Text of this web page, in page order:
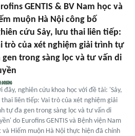
GENTIS & BV Nam học và
muộn Hà Nội công bố
cứu Sảy, lưu thai liên tiếp:
trò của xét nghiệm giải trình tự
gen trong sàng lọc và tư vấn di
đây, nghiên cứu khoa học với đề tài: 'Sảy,
thai liên tiếp: Vai trò của xét nghiệm giải
tự đa gen trong sàng lọc và tư vấn di
do Eurofins GENTIS và Bệnh viện Nam
và Hiếm muộn Hà Nội thực hiện đã chính